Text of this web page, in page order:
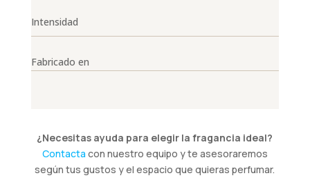
Intensidad
Fabricado en
¿Necesitas ayuda para elegir la fragancia ideal?
Contacta con nuestro equipo y te asesoraremos
según tus gustos y el espacio que quieras perfumar.